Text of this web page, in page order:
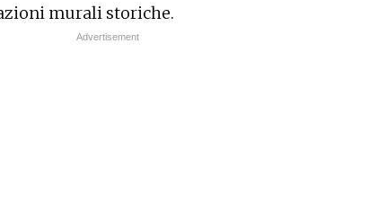
murali storiche.